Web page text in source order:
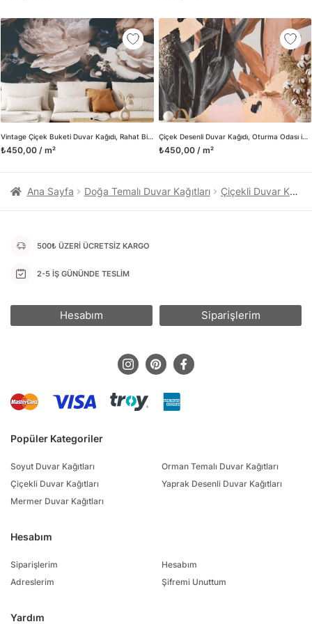
Vintage Çiçek Buketi Duvar Kağıdı, Rahat Bir Kır Evi Görünümü için Nostaljik Duvar Posteri
₺450,00 / m²
Çiçek Desenli Duvar Kağıdı, Oturma Odası için Zarif ve Yumuşak Tonlar, Duvar Posteri
₺450,00 / m²
üretimini ve satışını yapmaktadır. Duvar tasarımının önemini
biliyor ve evin en kritik dekorasyon alanı olduğunu kabul
ediyoruz. Bu nedenle ürün yelpazemizi sürekli genişletiyor ve
trendlere ayak uydurmanın yanı sıra yeni trendlerin oluşumunda
da öncü rol üstleniyoruz.
Herhangi bir soru ya da sorununuz olursa bizimle iletişime
geçebilirsiniz.
Ana Sayfa Doğa Temalı Duvar Kağıtları Çiçekli Duvar Kağıtları
Popüler Kategoriler
Soyut Duvar Kağıtları
Çiçekli Duvar Kağıtları
Mermer Duvar Kağıtları
Orman Temalı Duvar Kağıtları
Yaprak Desenli Duvar Kağıtları
Hesabım
Siparişlerim
Adreslerim
Hesabım
Şifremi Unuttum
Yardım
500₺ ÜZERİ ÜCRETSİZ KARGO
2-5 İŞ GÜNÜNDE TESLİM
Hesabım Siparişlerim